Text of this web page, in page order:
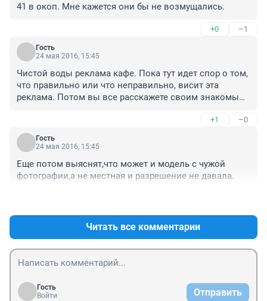
41 в окоп. Мне кажется они бы не возмущались.
+0 –1
Гость
24 мая 2016, 15:45
Чистой воды реклама кафе. Пока тут идет спор о том,
что правильно или что неправильно, висит эта
реклама. Потом вы все расскажете своим знакомым
опросе. И таким образом пропиарите это самое кафе
бесплатно ))) Все кто ввязался в спор, задумайтесь,
как вами пользуются заинтересованные люди.
+1 –0
Гость
24 мая 2016, 15:45
Еще потом выяснят,что может и модель с чужой
фотографии,а не местная и разрешение не давала.
Читать все комментарии
Гость
Войти
Отправить